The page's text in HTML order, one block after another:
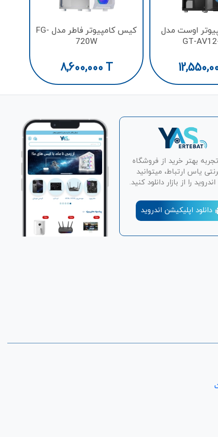
اوست مدل
GT-
کیس کامپیوتر فاطر مدل FG-
720W
8,600,000 T
بهتر خرید از فروشگاه
یاس ارتباط، میتوانید
را از بازار دانلود کنید.
دانلود اپلیکیشن اندروید